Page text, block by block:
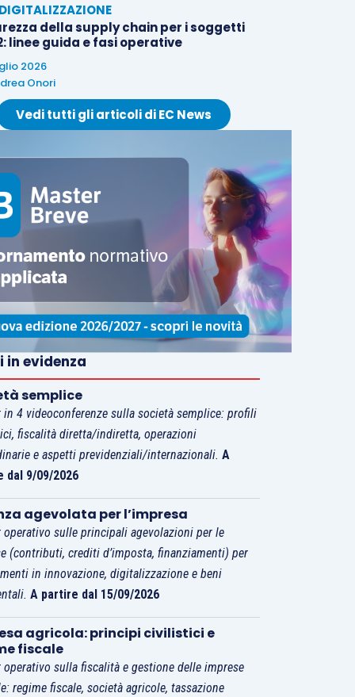
della supply chain per i soggetti
linee guida e fasi operative
2026
Onori
Vedi tutti gli articoli di EC News
in evidenza
semplice
in 4 videoconferenze sulla società semplice: profili
fiscalità diretta/indiretta, operazioni
e aspetti previdenziali/internazionali.A
dal 9/09/2026
agevolata per l’impresa
operativo sulle principali agevolazioni per le
(contributi, crediti d’imposta, finanziamenti) per
in innovazione, digitalizzazione e beni
A partire dal 15/09/2026
agricola: principi civilistici e
fiscale
operativo sulla fiscalità e gestione delle imprese
regime fiscale, società agricole, tassazione